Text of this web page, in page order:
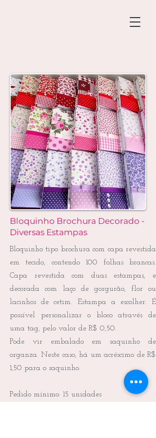
Bloquinho Brochura Decorado -
Diversas Estampas
Bloquinho tipo brochura com capa revestida
em tecido, contendo 100 folhas brancas.
Capa revestida com duas estampas, e
decorada com laço de gorgurão, flor ou
lacinhos de cetim. Estampa a escolher. É
possível personalizar o bloco através de
uma tag, pelo valor de R$ 0,50.
Pode vir embalado em saquinho de
organza. Neste caso, há um acréscimo de R$
1,50 para o saquinho.
Pedido mínimo: 15 unidades